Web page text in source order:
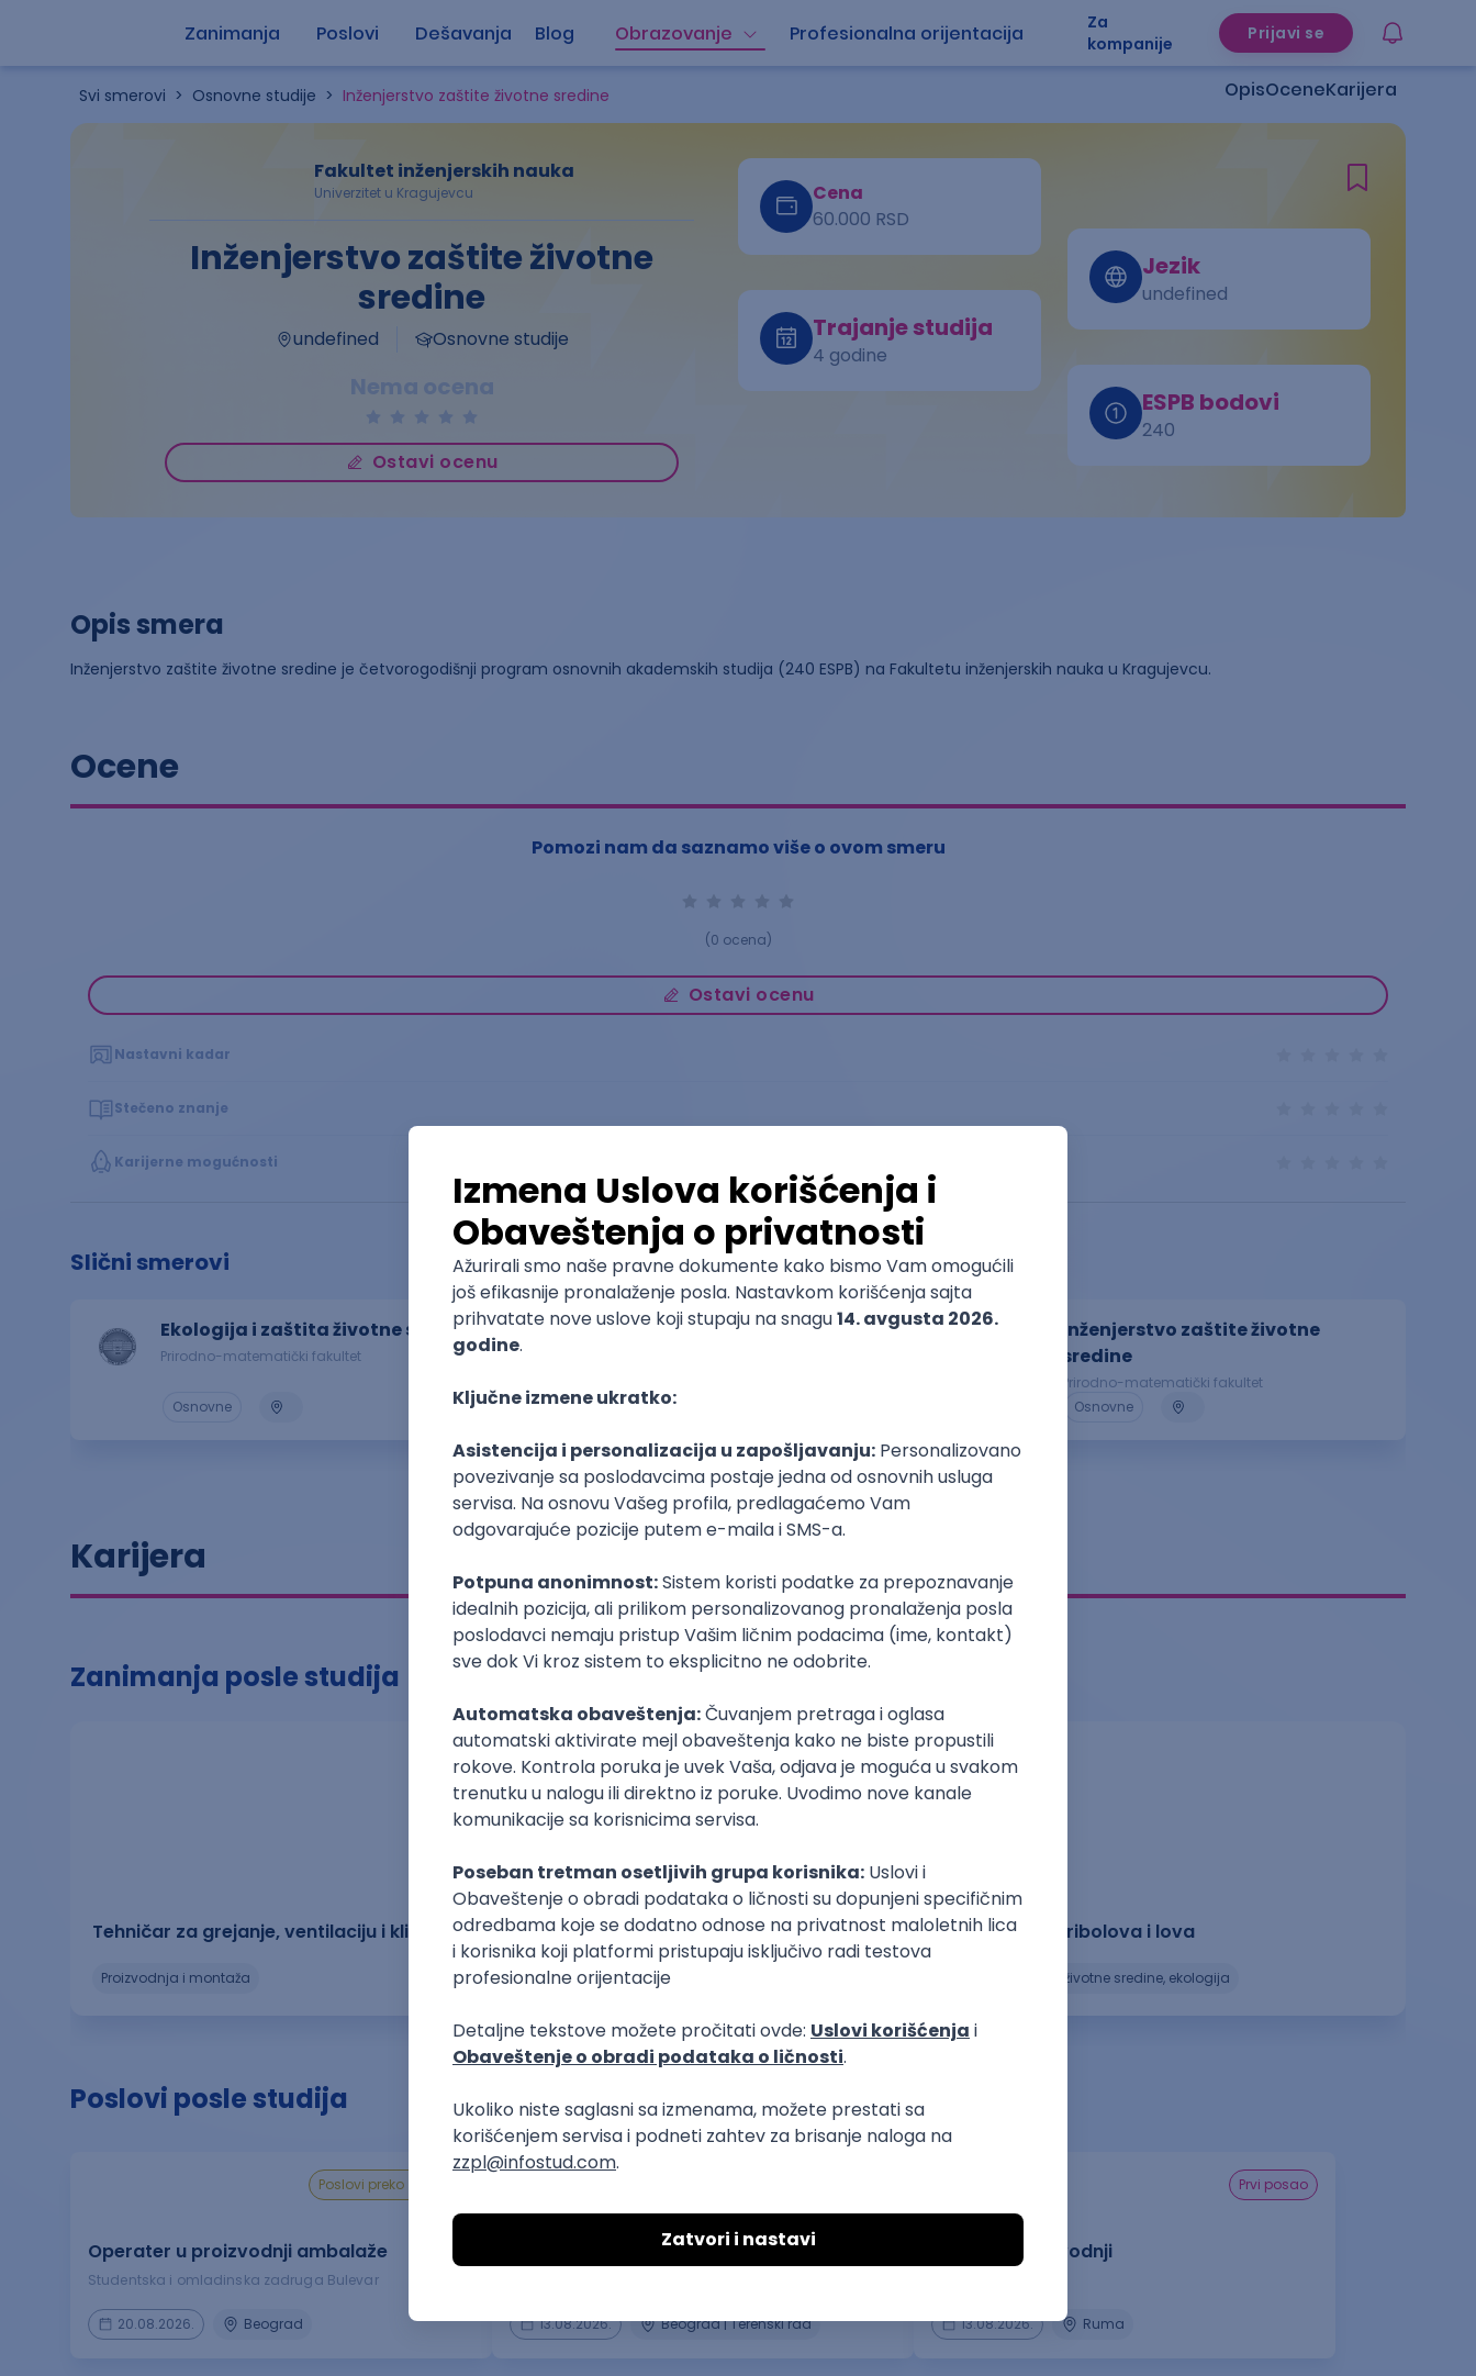
Zanimanja Poslovi Dešavanja Blog Obrazovanje Profesionalna orijentacija
Za
kompanije
Prijavi se
Svi smerovi > Osnovne studije > Inženjerstvo zaštite životne sredine OpisOceneKarijera
Inženjerstvo zaštite životne
sredine
undefined Osnovne studije
Nema ocena
Ostavi ocenu
Fakultet inženjerskih nauka
Univerzitet u Kragujevcu
Cena
60.000 RSD
Trajanje studija
4 godine
Jezik
undefined
ESPB bodovi
240
Opis smera
Inženjerstvo zaštite životne sredine je četvorogodišnji program osnovnih akademskih studija (240 ESPB) na Fakultetu inženjerskih nauka u Kragujevcu.
Ocene
Pomozi nam da saznamo više o ovom smeru
(0 ocena)
Ostavi ocenu
Nastavni kadar
Stečeno znanje
Karijerne mogućnosti
Slični smerovi
Ekologija i zaštita životne sredine
Prirodno-matematički fakultet
Osnovne
Mašinsko inženjerstvo
Osnovne
Inženjerstvo zaštite životne
sredine
Prirodno-matematički fakultet
Osnovne
Karijera
Zanimanja posle studija
Tehničar za grejanje, ventilaciju i klimatizaciju
proizvodnja i montaža
Hidrolog
zaštita životne sredine, ekologija
Čuvar ribolova i lova
zaštita životne sredine, ekologija
Poslovi posle studija
poslovi preko zadruge
Operater u proizvodnji ambalaže
Studentska i omladinska zadruga Bulevar
20.08.2026. Beograd
Majstor za ugradnju PVC i ALU stolarije
13.08.2026. Beograd | Terenski rad
prvi posao
Radnik u proizvodnji
13.08.2026. Ruma